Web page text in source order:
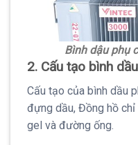
Bình dậu phụ
2. Cấu tạo bình
Cấu tạo của bình dầu
đựng dầu, Đồng hồ chỉ
gel và đường ống.